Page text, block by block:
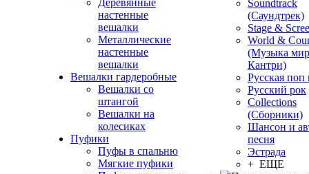
Деревянные
настенные
вешалки
Металлические
настенные
вешалки
Вешалки гардеробные
Вешалки со
штангой
Вешалки на
колесиках
Пуфики
Пуфы в спальню
Мягкие пуфики
Soundtrack
(Саундтрек)
Stage &
World &
(Музыка
Кантри)
Русская поп
Русский рок
Сollections
(Сборники)
Шансон и
песня
Эстрада
+ ЕЩЕ